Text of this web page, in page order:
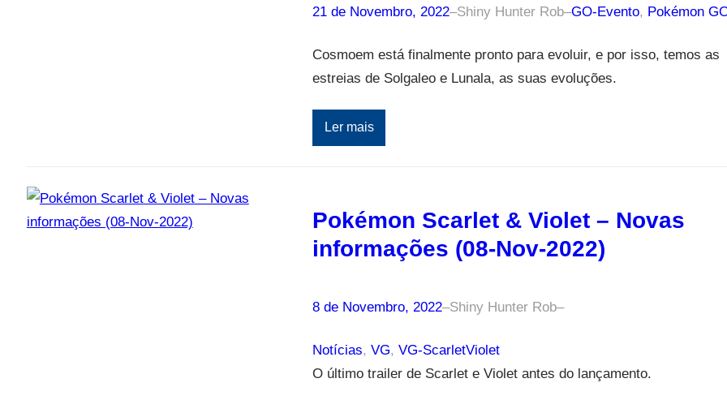
21 de Novembro, 2022–Shiny Hunter Rob–GO-Evento, Pokémon
Cosmoem está finalmente pronto para evoluir, e por isso, temos as
estreias de Solgaleo e Lunala, as suas evoluções.
Ler mais
Pokémon Scarlet & Violet – Novas
informações (08-Nov-2022)
8 de Novembro, 2022–Shiny Hunter Rob–
Notícias, VG, VG-ScarletViolet
O último trailer de Scarlet e Violet antes do lançamento.